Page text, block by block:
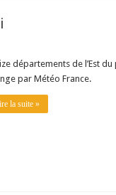
départements de l’Est
par Météo France.
la suite »